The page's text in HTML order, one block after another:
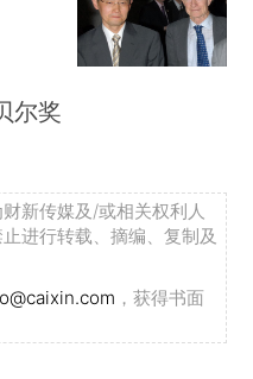
尔奖
新传媒及/或相关权利人
进行转载、摘编、复制及
，获得书面